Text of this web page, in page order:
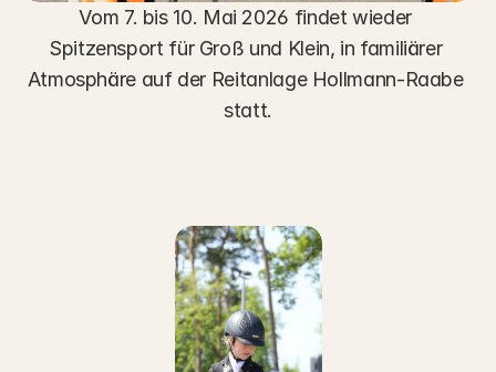
Vom 7. bis 10. Mai 2026 findet wieder
Spitzensport für Groß und Klein, in familiärer
Atmosphäre auf der Reitanlage Hollmann-Raabe
statt.